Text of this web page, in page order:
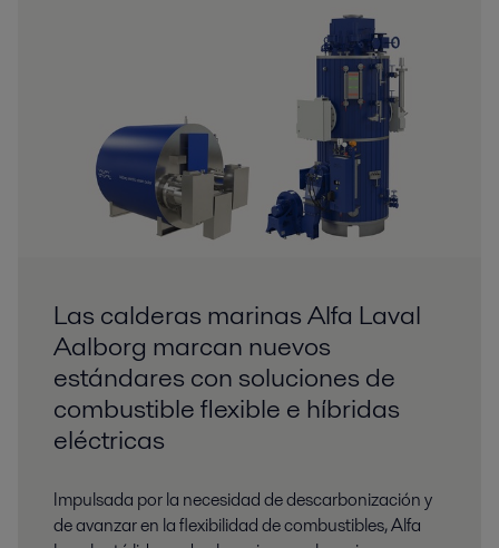
Las calderas marinas Alfa Laval
Aalborg marcan nuevos
estándares con soluciones de
combustible flexible e híbridas
eléctricas
Impulsada por la necesidad de descarbonización y
de avanzar en la flexibilidad de combustibles, Alfa